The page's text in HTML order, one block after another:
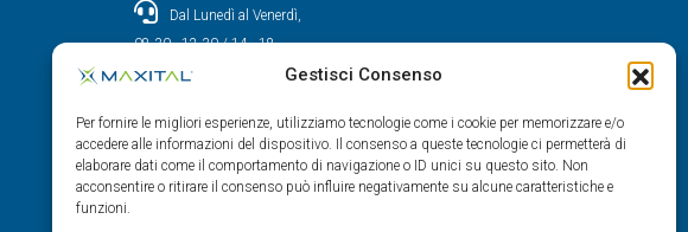
Gestisci Consenso
Per fornire le migliori esperienze, utilizziamo tecnologie come i cookie per memorizzare e/o
accedere alle informazioni del dispositivo. Il consenso a queste tecnologie ci permetterà di
elaborare dati come il comportamento di navigazione o ID unici su questo sito. Non
acconsentire o ritirare il consenso può influire negativamente su alcune caratteristiche e
funzioni.
Dal Lunedì al Venerdì,
08.30 - 12.30 / 14 - 18
0522/909701
info@maxital.it